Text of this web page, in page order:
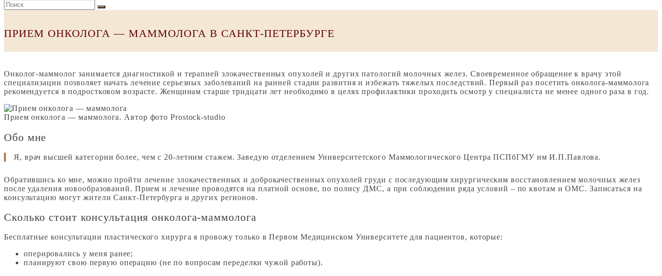
ПРИЕМ ОНКОЛОГА — МАММОЛОГА В САНКТ-ПЕТЕРБУРГЕ
Онколог-маммолог занимается диагностикой и терапией злокачественных опухолей и других патологий молочных желез. Своевременное обращение к врачу этой
специализации позволяет начать лечение серьезных заболеваний на ранней стадии развития и избежать тяжелых последствий. Первый раз посетить онколога-маммолога
рекомендуется в подростковом возрасте. Женщинам старше тридцати лет необходимо в целях профилактики проходить осмотр у специалиста не менее одного раза в год.
Прием онколога — маммолога. Автор фото Prostock-studio
Обо мне
Я, врач высшей категории более, чем с 20-летним стажем. Заведую отделением Университетского Маммологического Центра ПСПбГМУ им И.П.Павлова.
Обратившись ко мне, можно пройти лечение злокачественных и доброкачественных опухолей груди с последующим хирургическим восстановлением молочных желез
после удаления новообразований. Прием и лечение проводятся на платной основе, по полису ДМС, а при соблюдении ряда условий – по квотам и ОМС. Записаться на
консультацию могут жители Санкт-Петербурга и других регионов.
Сколько стоит консультация онколога-маммолога
Бесплатные консультации пластического хирурга я провожу только в Первом Медицинском Университете для пациентов, которые:
оперировались у меня ранее;
планируют свою первую операцию (не по вопросам переделки чужой работы).